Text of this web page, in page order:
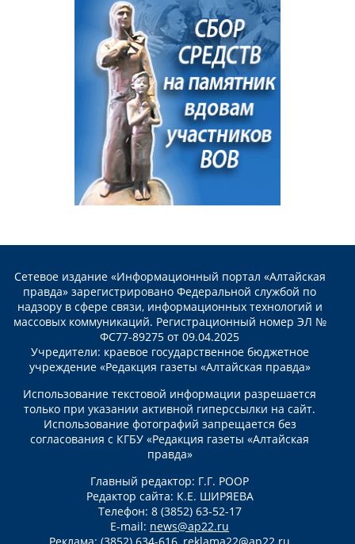
Сетевое издание «Информационный портал «Алтайская
правда» зарегистрировано Федеральной службой по
надзору в сфере связи, информационных технологий и
массовых коммуникаций. Регистрационный номер ЭЛ №
ФС77-89275 от 09.04.2025
Учредители: краевое государственное бюджетное
учреждение «Редакция газеты «Алтайская правда»
Использование текстовой информации разрешается
только при указании активной гиперссылки на сайт.
Использование фотографий запрещается без
согласования с КГБУ «Редакция газеты «Алтайская
правда»
Главный редактор: Г.Г. РООР
Редактор сайта: К.Е. ШИРЯЕВА
Телефон: 8 (3852) 63-52-17
E-mail: news@ap22.ru